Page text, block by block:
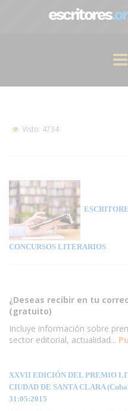
Visto: 4734
CONCURSOS LITERARIOS
¿Deseas recibir en tu
(gratuito)
Incluye información sobre
sector editorial, actualidad...
XXVII EDICIÓN DEL PREMIO
CIUDAD DE SANTA CLARA
31:05:2015